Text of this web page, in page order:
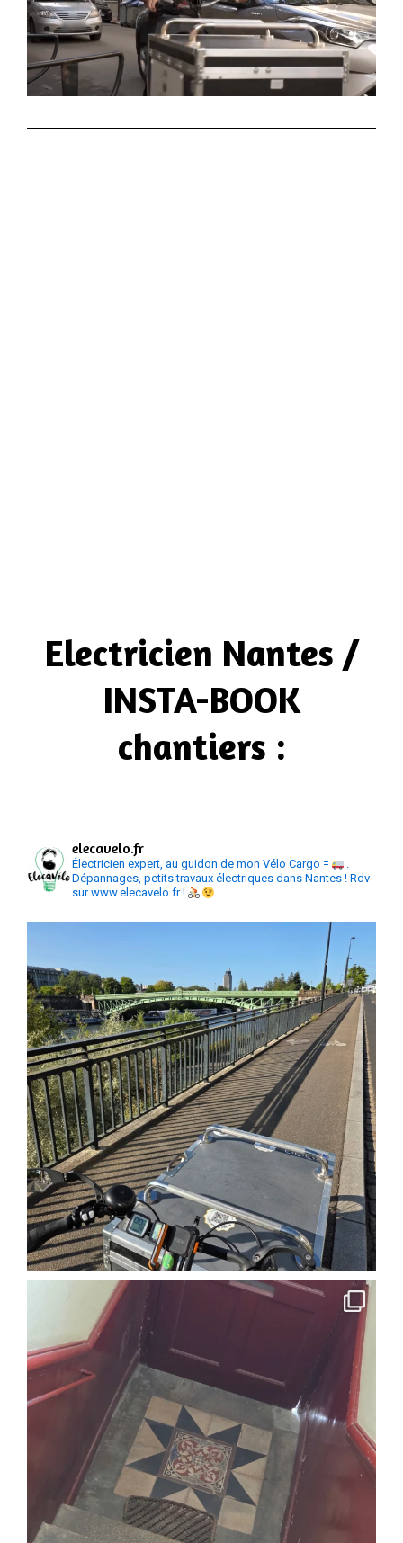
Electricien Nantes /
INSTA-BOOK
chantiers :
elecavelo.fr
Électricien expert, au guidon de mon Vélo Cargo =
.
Dépannages, petits travaux électriques dans Nantes ! Rdv
sur www.elecavelo.fr !